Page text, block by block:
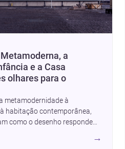
a
e a Casa
olhares para o
metamodernidade à
habitação contemporânea,
como o desenho responde
Para arquitetos, são
→